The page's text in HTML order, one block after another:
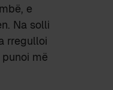
e
Na solli
rregulloi
më